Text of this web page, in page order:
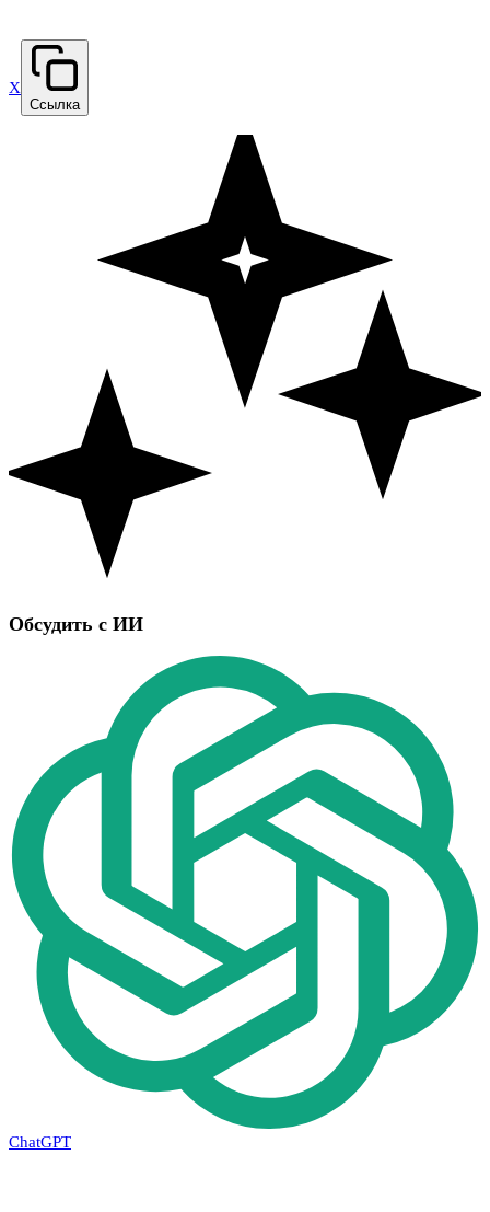
X
Ссылка
Обсудить с ИИ
ChatGPT